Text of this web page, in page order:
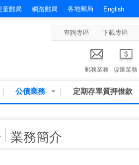
童郵局 網路郵局 各地郵局 English
查詢專區 下載專區
郵務業務 儲匯業務
公債業務 定期存單質押借款
業務簡介